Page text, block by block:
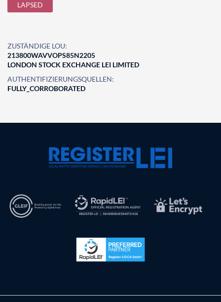
LAPSED
ZUSTÄNDIGE LOU:
213800WAVVOPS85N2205
LONDON STOCK EXCHANGE LEI LIMITED
AUTHENTIFIZIERUNGSQUELLEN:
FULLY_CORROBORATED